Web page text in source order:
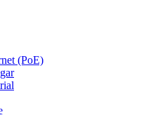
(PoE)